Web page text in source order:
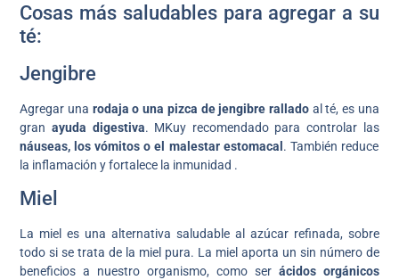
Cosas más saludables para agregar a su
té:
Jengibre
Agregar una rodaja o una pizca de jengibre ralladoal té, es una
gran ayuda digestiva. MKuy recomendado para controlar las
náuseas, los vómitos o el malestar estomacal . También reduce
la inflamación y fortalece la inmunidad .
Miel
La miel es una alternativa saludable al azúcar refinada, sobre
todo si se trata de la miel pura. La miel aporta un sin número de
beneficios a nuestro organismo, como serácidos orgánicos